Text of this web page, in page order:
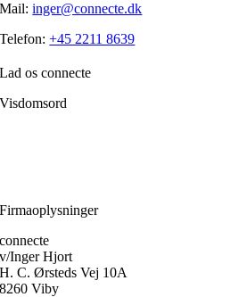
Mail:inger@connecte.dk
Telefon:+45 2211 8639
Lad os connecte
Visdomsord
Firmaoplysninger
connecte
v/Inger Hjort
H. C. Ørsteds Vej 10A
8260 Viby